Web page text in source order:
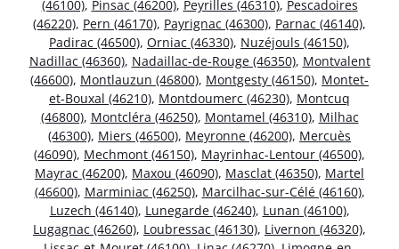
(46100), Pinsac (46200), Peyrilles (46310), Pescadoires
(46220), Pern (46170), Payrignac (46300), Parnac (46140),
Padirac (46500), Orniac (46330), Nuzéjouls (46150),
Nadillac (46360), Nadaillac-de-Rouge (46350), Montvalent
(46600), Montlauzun (46800), Montgesty (46150), Montet-
et-Bouxal (46210), Montdoumerc (46230), Montcuq
(46800), Montcléra (46250), Montamel (46310), Milhac
(46300), Miers (46500), Meyronne (46200), Mercuès
(46090), Mechmont (46150), Mayrinhac-Lentour (46500),
Mayrac (46200), Maxou (46090), Masclat (46350), Martel
(46600), Marminiac (46250), Marcilhac-sur-Célé (46160),
Luzech (46140), Lunegarde (46240), Lunan (46100),
Lugagnac (46260), Loubressac (46130), Livernon (46320),